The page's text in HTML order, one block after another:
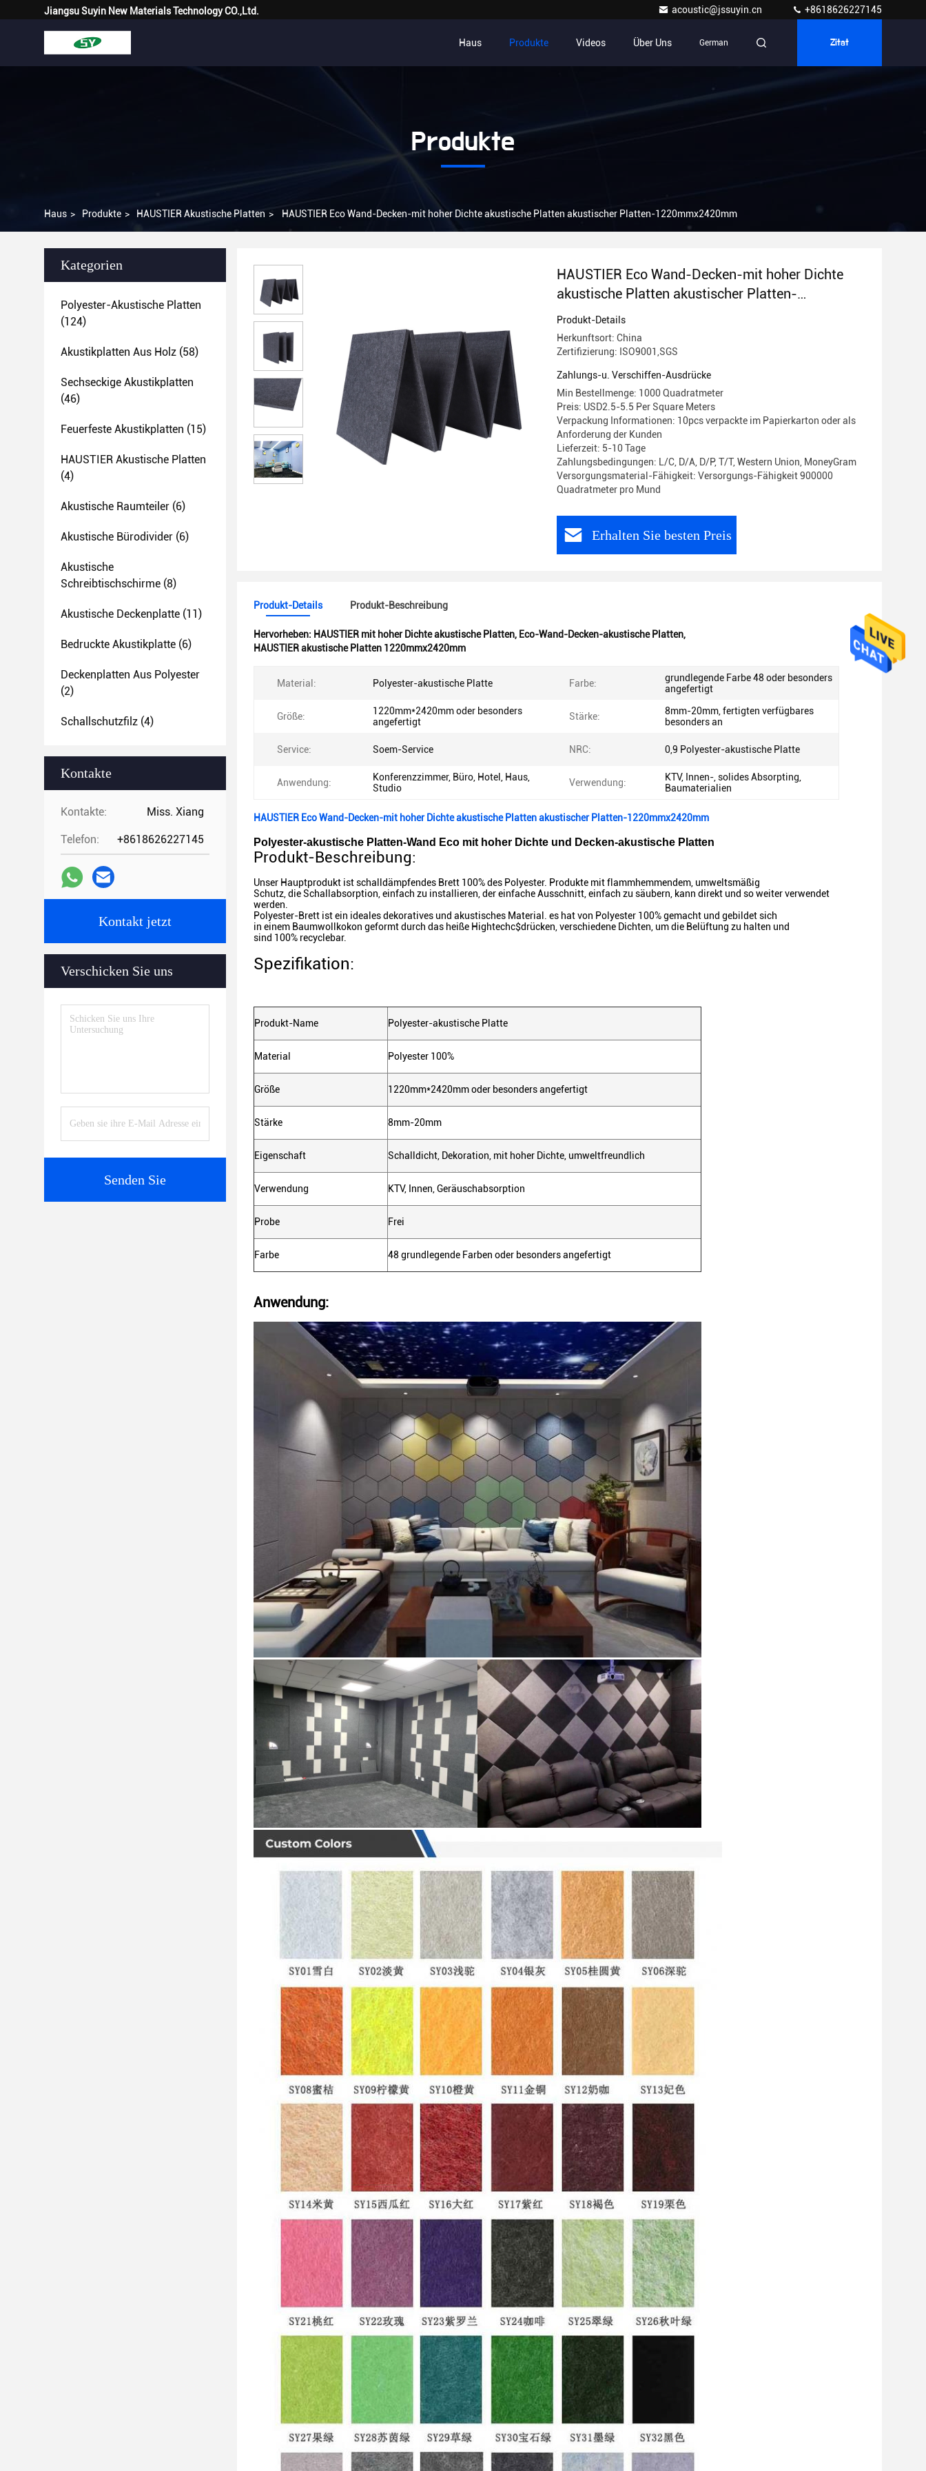
Jiangsu Suyin New Materials Technology CO.,Ltd. acoustic@jssuyin.cn +8618626227145
Haus Produkte Videos Über Uns German Zitat
Produkte
Haus > Produkte > HAUSTIER Akustische Platten > HAUSTIER Eco Wand-Decken-mit hoher Dichte akustische Platten akustischer Platten-1220mmx2420mm
Kategorien
Polyester-Akustische Platten
(124)
Akustikplatten Aus Holz (58)
Sechseckige Akustikplatten
(46)
Feuerfeste Akustikplatten (15)
HAUSTIER Akustische Platten
(4)
Akustische Raumteiler (6)
Akustische Bürodivider (6)
Akustische
Schreibtischschirme (8)
Akustische Deckenplatte (11)
Bedruckte Akustikplatte (6)
Deckenplatten Aus Polyester
(2)
Schallschutzfilz (4)
Kontakte
Kontakte: Miss. Xiang
Telefon: +8618626227145
Kontakt jetzt
Verschicken Sie uns
Senden Sie
HAUSTIER Eco Wand-Decken-mit hoher Dichte
akustische Platten akustischer Platten-
1220mmx2420mm
Produkt-Details
Herkunftsort: China
Zertifizierung: ISO9001,SGS
Zahlungs-u. Verschiffen-Ausdrücke
Min Bestellmenge: 1000 Quadratmeter
Preis: USD2.5-5.5 Per Square Meters
Verpackung Informationen: 10pcs verpackte im Papierkarton oder als
Anforderung der Kunden
Lieferzeit: 5-10 Tage
Zahlungsbedingungen: L/C, D/A, D/P, T/T, Western Union, MoneyGram
Versorgungsmaterial-Fähigkeit: Versorgungs-Fähigkeit 900000
Quadratmeter pro Mund
Erhalten Sie besten Preis
Produkt-Details Produkt-Beschreibung
Hervorheben: HAUSTIER mit hoher Dichte akustische Platten, Eco-Wand-Decken-akustische Platten,
HAUSTIER akustische Platten 1220mmx2420mm
Material: Polyester-akustische Platte Farbe:
grundlegende Farbe 48 oder besonders
angefertigt
Größe:
1220mm*2420mm oder besonders
angefertigt
Stärke:
8mm-20mm, fertigten verfügbares
besonders an
Service: Soem-Service NRC: 0,9 Polyester-akustische Platte
Anwendung:
Konferenzzimmer, Büro, Hotel, Haus,
Studio
Verwendung:
KTV, Innen-, solides Absorpting,
Baumaterialien
HAUSTIER Eco Wand-Decken-mit hoher Dichte akustische Platten akustischer Platten-1220mmx2420mm
Polyester-akustische Platten-Wand Eco mit hoher Dichte und Decken-akustische Platten
Produkt-Beschreibung:
Unser Hauptprodukt ist schalldämpfendes Brett 100% des Polyester. Produkte mit flammhemmendem, umweltsmäßig
Schutz, die Schallabsorption, einfach zu installieren, der einfache Ausschnitt, einfach zu säubern, kann direkt und so weiter verwendet
werden.
Polyester-Brett ist ein ideales dekoratives und akustisches Material. es hat von Polyester 100% gemacht und gebildet sich
in einem Baumwollkokon geformt durch das heiße Hightechc$drücken, verschiedene Dichten, um die Belüftung zu halten und
sind 100% recyclebar.
Spezifikation:
Produkt-Name Polyester-akustische Platte
Material Polyester 100%
Größe 1220mm*2420mm oder besonders angefertigt
Stärke 8mm-20mm
Eigenschaft Schalldicht, Dekoration, mit hoher Dichte, umweltfreundlich
Verwendung KTV, Innen, Geräuschabsorption
Probe Frei
Farbe 48 grundlegende Farben oder besonders angefertigt
Anwendung: